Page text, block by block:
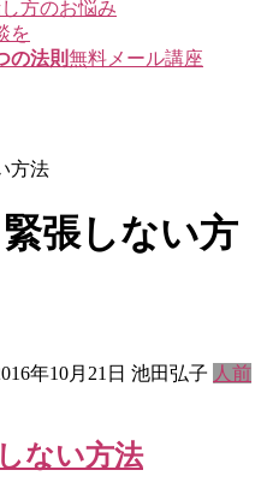
方のお悩み
を
の法則無料メール講座
方法
張しない方
年10月21日 池田弘子 人前
ない方法